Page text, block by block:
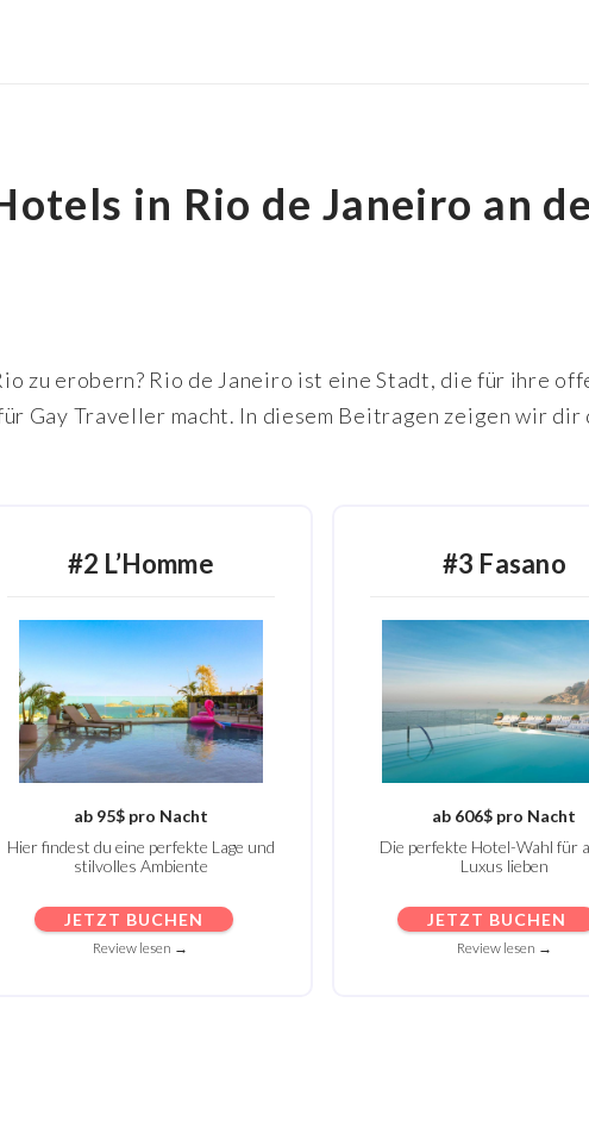
in Rio de Janeiro an
zu erobern? Rio de Janeiro ist eine Stadt, die für ihre
Gay Traveller macht. In diesem Beitragen zeigen wir
#2 L’Homme
ab 95$ pro Nacht
Hier findest du eine perfekte Lage und
stilvolles Ambiente
JETZT BUCHEN
Review lesen →
#3 Fasano
ab 606$ pro Nacht
Die perfekte Hotel-Wahl für
Luxus lieben
JETZT BUCHEN
Review lesen →